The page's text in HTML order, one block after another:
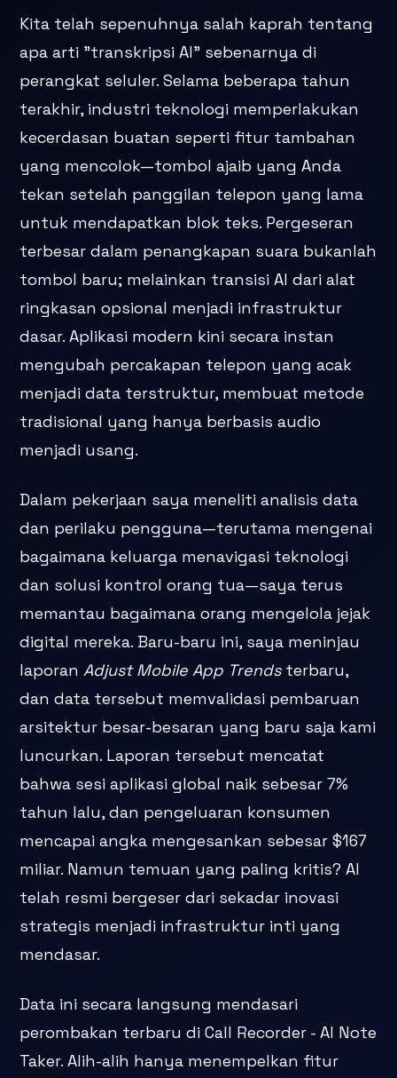
Kita telah sepenuhnya salah kaprah tentang
apa arti "transkripsi AI" sebenarnya di
perangkat seluler. Selama beberapa tahun
terakhir, industri teknologi memperlakukan
kecerdasan buatan seperti fitur tambahan
yang mencolok—tombol ajaib yang Anda
tekan setelah panggilan telepon yang lama
untuk mendapatkan blok teks. Pergeseran
terbesar dalam penangkapan suara bukanlah
tombol baru; melainkan transisi AI dari alat
ringkasan opsional menjadi infrastruktur
dasar. Aplikasi modern kini secara instan
mengubah percakapan telepon yang acak
menjadi data terstruktur, membuat metode
tradisional yang hanya berbasis audio
menjadi usang.
Dalam pekerjaan saya meneliti analisis data
dan perilaku pengguna—terutama mengenai
bagaimana keluarga menavigasi teknologi
dan solusi kontrol orang tua—saya terus
memantau bagaimana orang mengelola jejak
digital mereka. Baru-baru ini, saya meninjau
laporanAdjust Mobile App Trendsterbaru,
dan data tersebut memvalidasi pembaruan
arsitektur besar-besaran yang baru saja kami
luncurkan. Laporan tersebut mencatat
bahwa sesi aplikasi global naik sebesar 7%
tahun lalu, dan pengeluaran konsumen
mencapai angka mengesankan sebesar $167
miliar. Namun temuan yang paling kritis? AI
telah resmi bergeser dari sekadar inovasi
strategis menjadi infrastruktur inti yang
mendasar.
Data ini secara langsung mendasari
perombakan terbaru di Call Recorder - AI Note
Taker. Alih-alih hanya menempelkan fitur